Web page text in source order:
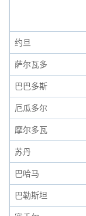
约旦
萨尔瓦多
巴巴多斯
厄瓜多尔
摩尔多瓦
苏丹
巴哈马
巴勒斯坦